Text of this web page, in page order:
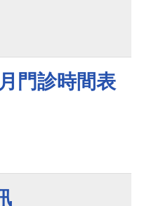
門診時間表